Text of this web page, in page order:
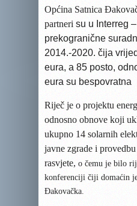
Općina Satnica
partneri su u Interreg –
prekogranične
2014.-2020. čija
eura, a 85 posto,
eura su bespovratna
Riječ je o projektu
odnosno obnove koji
ukupno 14 solarnih
javne zgrade i
rasvjete, o čemu je bilo
konferenciji čiji domaćin
Đakovačka.